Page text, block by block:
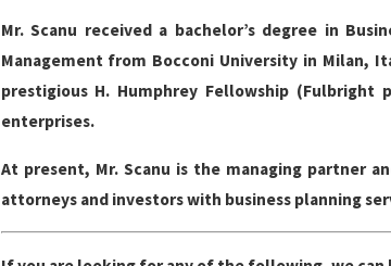
Mr. Scanu received a bachelor’s degree in
Management from Bocconi University in Milan,
prestigious H. Humphrey Fellowship
enterprises.
At present, Mr. Scanu is the managing partner
attorneys and investors with business planning